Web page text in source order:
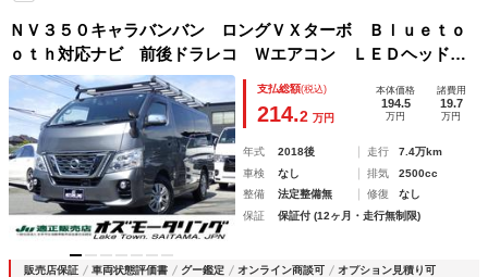
ＮＶ３５０キャラバンバン ロングＶＸターボ Ｂｌｕｅｔｏ
ｏｔｈ対応ナビ 前後ドラレコ Ｗエアコン ＬＥＤヘッドラ
イト ルーフキャリア リアラダー １５インチタイヤ 夏冬
タイヤ エマージェンシーブレーキ ＯＢＤ診断済み グー鑑
定書付き
支払総額(税込)
214.2 万円
本体価格
194.5
万円
諸費用
19.7
万円
年式 2018後 走行
7.4万km
車検
なし 排気
2500cc
整備
法定整備無 修復
なし
保証
保証付 (12ヶ月・走行無制限)
販売店保証 車両状態評価書 グー鑑定 オンライン商談可
オプション見積り可